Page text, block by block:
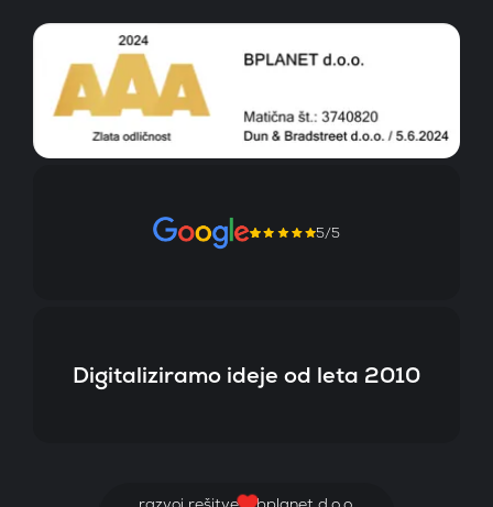
5/5
Digitaliziramo ideje od leta 2010